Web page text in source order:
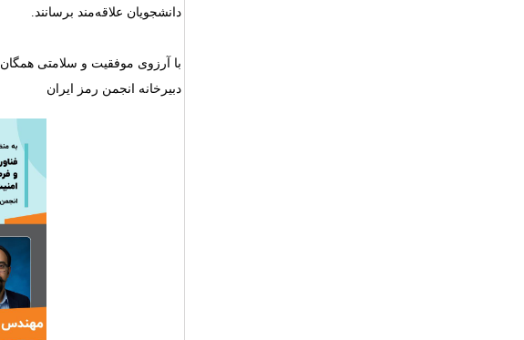
دانشجویان علاقه‌مند برسانند.
با آرزوی موفقیت و سلامتی همگان
دبیرخانه انجمن رمز ایران